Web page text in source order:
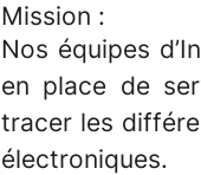
Mission :
Nos équipes
en place de
tracer les
électroniques.